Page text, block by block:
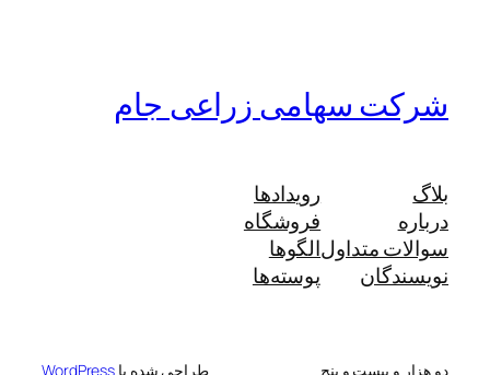
شرکت سهامی زراعی جام
بلاگ
درباره
سوالات متداول
نویسندگان
رویدادها
فروشگاه
الگوها
پوسته‌ها
دو هزار و بیست و پنج طراحی شده با WordPress